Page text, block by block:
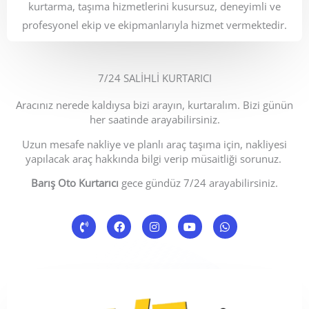
kurtarma, taşıma hizmetlerini kusursuz, deneyimli ve
profesyonel ekip ve ekipmanlarıyla hizmet vermektedir.
7/24 SALİHLİ KURTARICI
Aracınız nerede kaldıysa bizi arayın, kurtaralım. Bizi günün
her saatinde arayabilirsiniz.
Uzun mesafe nakliye ve planlı araç taşıma için, nakliyesi
yapılacak araç hakkında bilgi verip müsaitliği sorunuz.
Barış Oto Kurtarıcı gece gündüz 7/24 arayabilirsiniz.
P
h
o
F
a
c
I
n
s
Y
o
u
W
h
a